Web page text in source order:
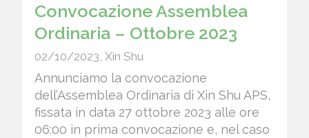
Convocazione Assemblea
Ordinaria – Ottobre 2023
02/10/2023, Xin Shu
Annunciamo la convocazione
dell’Assemblea Ordinaria di Xin Shu APS,
fissata in data 27 ottobre 2023 alle ore
06:00 in prima convocazione e, nel caso